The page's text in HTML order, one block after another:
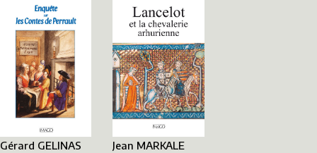
Gérard GELINAS
Jean MARKALE